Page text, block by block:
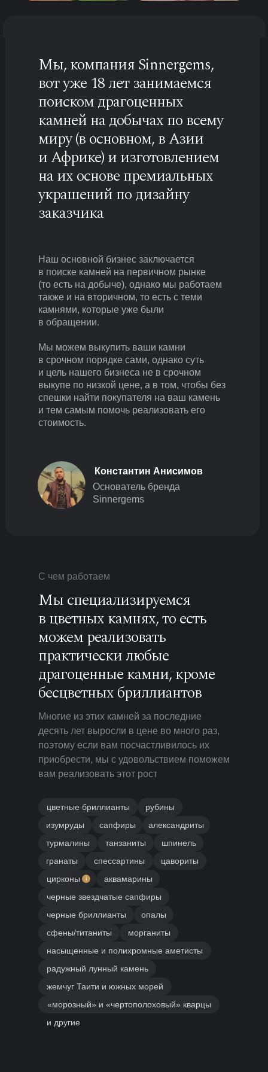
Основатель бренда
Sinnergems
Мы, компания Sinnergems,
вот уже 18 лет занимаемся
поиском драгоценных
камней на добычах по всему
миру (в основном, в Азии
и Африке) и изготовлением
на их основе премиальных
украшений по дизайну
заказчика
Наш основной бизнес заключается
в поиске камней на первичном рынке
(то есть на добыче), однако мы работаем
также и на вторичном, то есть с теми
камнями, которые уже были
в обращении.
Мы можем выкупить ваши камни
в срочном порядке сами, однако суть
и цель нашего бизнеса не в срочном
выкупе по низкой цене, а в том, чтобы без
спешки найти покупателя на ваш камень
и тем самым помочь реализовать его
стоимость.
Константин Анисимов
Мы специализируемся
в цветных камнях, то есть
можем реализовать
практически любые
драгоценные камни, кроме
бесцветных бриллиантов
С чем работаем
цветные бриллианты
рубины
изумруды
сапфиры
александриты
турмалины
танзаниты
шпинель
гранаты
спессартины
цавориты
цирконы
аквамарины
черные звездчатые сапфиры
черные бриллианты
опалы
сфены/титаниты
морганиты
насыщенные и полихромные аметисты
радужный лунный камень
жемчуг Таити и южных морей
«морозный» и «чертополоховый» кварцы
и другие
Многие из этих камней за последние
десять лет выросли в цене во много раз,
поэтому если вам посчастливилось их
приобрести, мы с удовольствием поможем
вам реализовать этот рост